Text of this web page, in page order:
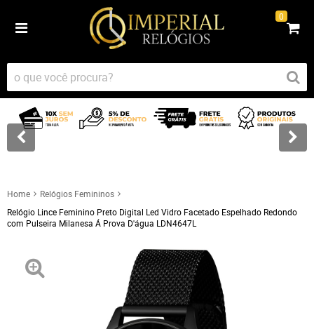
0
Home
Relógios Femininos
Relógio Lince Feminino Preto Digital Led Vidro Facetado Espelhado Redondo
com Pulseira Milanesa Á Prova D'água LDN4647L